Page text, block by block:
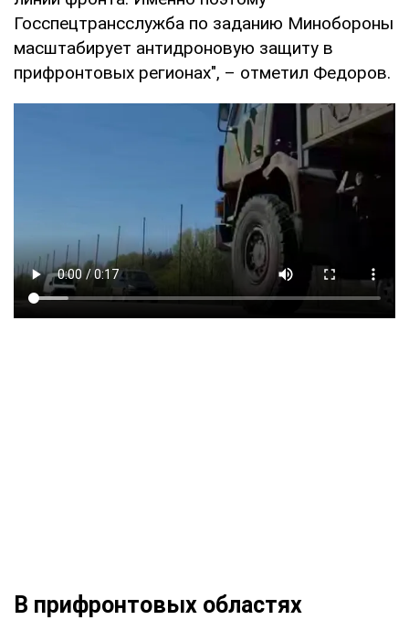
Госспецтрансслужба по заданию Минобороны
масштабирует антидроновую защиту в
прифронтовых регионах", – отметил Федоров.
В прифронтовых областях